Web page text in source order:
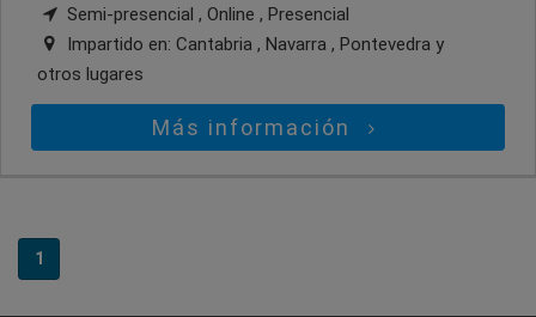
Semi-presencial , Online , Presencial
Impartido en: Cantabria , Navarra , Pontevedra y
otros lugares
Más información
1